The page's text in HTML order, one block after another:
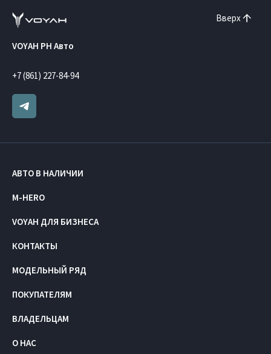
Вверх
VOYAH РН Авто
+7 (861) 227-84-94
АВТО В НАЛИЧИИ
M-HERO
VOYAH ДЛЯ БИЗНЕСА
КОНТАКТЫ
МОДЕЛЬНЫЙ РЯД
ПОКУПАТЕЛЯМ
ВЛАДЕЛЬЦАМ
О НАС